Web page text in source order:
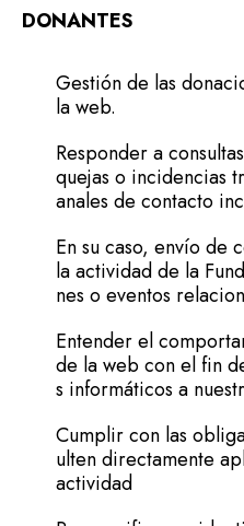
DONANTES
Gestión de las
la web.
Responder a
quejas o incidencias
anales de contacto
En su caso, envío de
la actividad de la
nes o eventos
Entender el
de la web con el fin
s informáticos a
Cumplir con las
ulten directamente
actividad